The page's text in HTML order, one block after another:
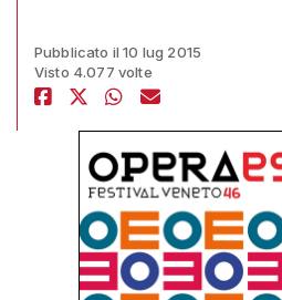
Pubblicato il 10 lug 2015
Visto 4.077 volte